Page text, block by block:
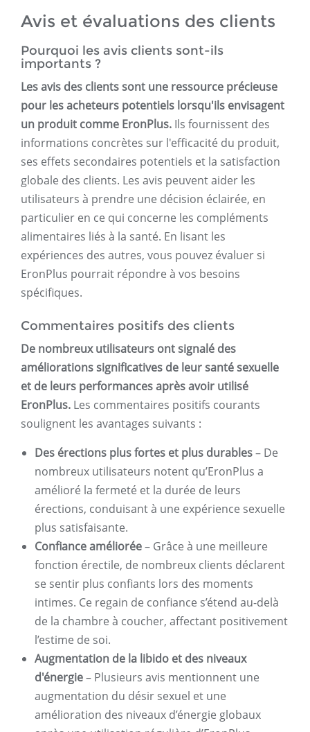
Avis et évaluations des clients
Pourquoi les avis clients sont-ils
importants ?
Les avis des clients sont une ressource précieuse
pour les acheteurs potentiels lorsqu'ils envisagent
un produit comme EronPlus. Ils fournissent des
informations concrètes sur l'efficacité du produit,
ses effets secondaires potentiels et la satisfaction
globale des clients. Les avis peuvent aider les
utilisateurs à prendre une décision éclairée, en
particulier en ce qui concerne les compléments
alimentaires liés à la santé. En lisant les
expériences des autres, vous pouvez évaluer si
EronPlus pourrait répondre à vos besoins
spécifiques.
Commentaires positifs des clients
De nombreux utilisateurs ont signalé des
améliorations significatives de leur santé sexuelle
et de leurs performances après avoir utilisé
EronPlus. Les commentaires positifs courants
soulignent les avantages suivants :
Des érections plus fortes et plus durables– De
nombreux utilisateurs notent qu’EronPlus a
amélioré la fermeté et la durée de leurs
érections, conduisant à une expérience sexuelle
plus satisfaisante.
Confiance améliorée– Grâce à une meilleure
fonction érectile, de nombreux clients déclarent
se sentir plus confiants lors des moments
intimes. Ce regain de confiance s’étend au-delà
de la chambre à coucher, affectant positivement
l’estime de soi.
Augmentation de la libido et des niveaux
d'énergie– Plusieurs avis mentionnent une
augmentation du désir sexuel et une
amélioration des niveaux d’énergie globaux